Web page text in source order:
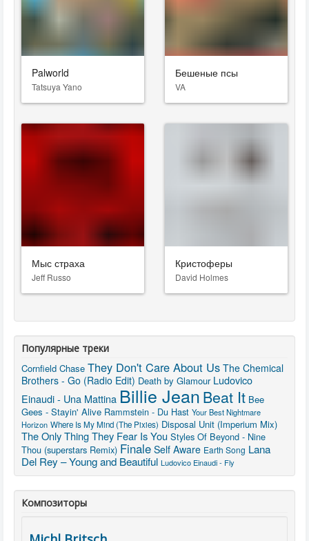
Palworld
Tatsuya Yano
Бешеные псы
VA
Мыс страха
Jeff Russo
Кристоферы
David Holmes
Популярные треки
Cornfield Chase They Don't Care About Us The Chemical
Brothers - Go (Radio Edit) Death by Glamour Ludovico
Einaudi - Una Mattina Billie JeanBeat It Bee
Gees - Stayin' Alive Rammstein - Du Hast Your Best Nightmare
Horizon Where Is My Mind (The Pixies) Disposal Unit (Imperium Mix)
The Only Thing They Fear Is You Styles Of Beyond - Nine
Thou (superstars Remix) Finale Self Aware Earth Song Lana
Del Rey – Young and Beautiful Ludovico Einaudi - Fly
Композиторы